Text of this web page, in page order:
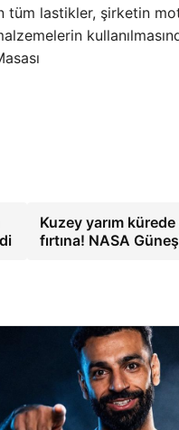
tüm lastikler, şirketin
Kuzey yarım
fırtına! NASA